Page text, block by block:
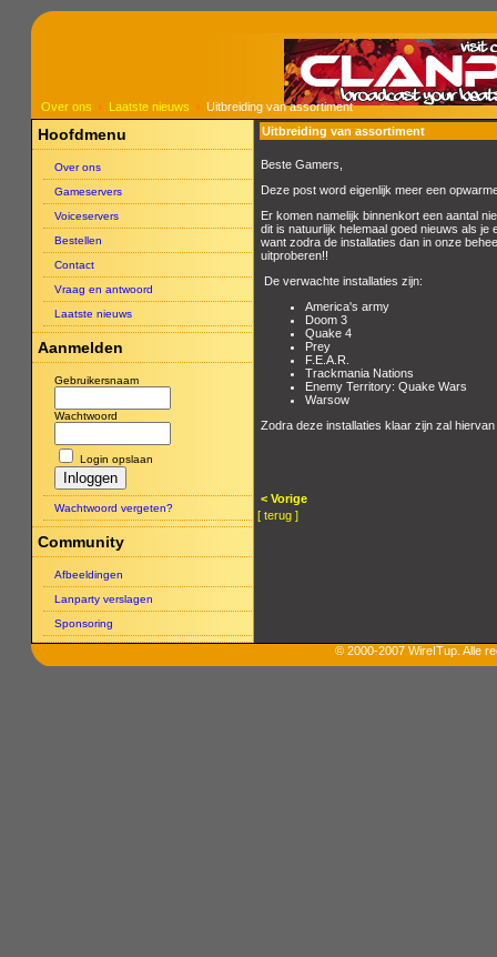
Over ons Laatste nieuws Uitbreiding van assortiment
Hoofdmenu
Over ons
Gameservers
Voiceservers
Bestellen
Contact
Vraag en antwoord
Laatste nieuws
Aanmelden
Gebruikersnaam
Wachtwoord
Login opslaan
Wachtwoord vergeten?
Community
Afbeeldingen
Lanparty verslagen
Sponsoring
Uitbreiding van assortiment
Beste Gamers,
Deze post word eigenlijk meer een
Er komen namelijk binnenkort een aantal
dit is natuurlijk helemaal goed nieuws als
want zodra de installaties dan in onze
uitproberen!!
De verwachte installaties zijn:
America's army
Doom 3
Quake 4
Prey
F.E.A.R.
Trackmania Nations
Enemy Territory: Quake Wars
Warsow
Zodra deze installaties klaar zijn zal
< Vorige
[ terug ]
© 2000-2007 WireITup. Alle